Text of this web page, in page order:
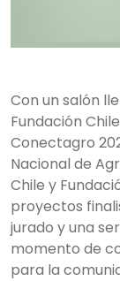
Con un salón
Fundación
Conectagro
Nacional de
Chile y
proyectos
jurado y una
momento de
para la